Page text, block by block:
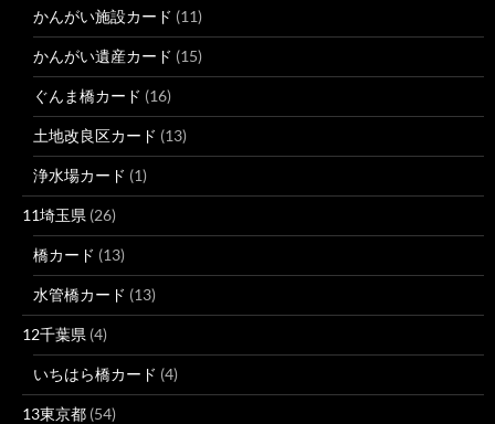
かんがい施設カード (11)
かんがい遺産カード (15)
ぐんま橋カード (16)
土地改良区カード (13)
浄水場カード (1)
11埼玉県 (26)
橋カード (13)
水管橋カード (13)
12千葉県 (4)
いちはら橋カード (4)
13東京都 (54)